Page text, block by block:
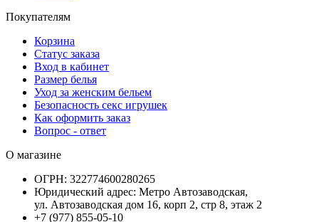
Покупателям
Корзина
Статус заказа
Вход в кабинет
Размер белья
Уход за женским бельем
Безопасность секс игрушек
Как оформить заказ
Вопрос - ответ
О магазине
ОГРН: 322774600280265
Юридический адрес: Метро Автозаводская,
ул. Автозаводская дом 16, корп 2, стр 8, этаж 2
+7 (977) 855-05-10